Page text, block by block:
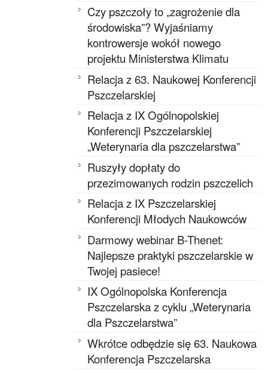
Czy pszczoły to „zagrożenie dla
środowiska”? Wyjaśniamy
kontrowersje wokół nowego
projektu Ministerstwa Klimatu
Relacja z 63. Naukowej Konferencji
Pszczelarskiej
Relacja z IX Ogólnopolskiej
Konferencji Pszczelarskiej
„Weterynaria dla pszczelarstwa”
Ruszyły dopłaty do
przezimowanych rodzin pszczelich
Relacja z IX Pszczelarskiej
Konferencji Młodych Naukowców
Darmowy webinar B-Thenet:
Najlepsze praktyki pszczelarskie w
Twojej pasiece!
IX Ogólnopolska Konferencja
Pszczelarska z cyklu „Weterynaria
dla Pszczelarstwa”
Wkrótce odbędzie się 63. Naukowa
Konferencja Pszczelarska